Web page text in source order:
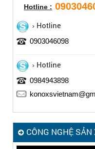
Hotline :
Hotline
0903046098
Hotline
0984943898
CÔNG NGHỆ